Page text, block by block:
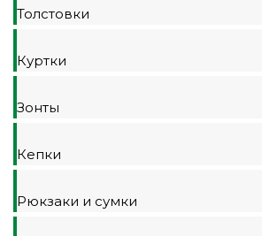
Толстовки
Куртки
Зонты
Кепки
Рюкзаки и сумки